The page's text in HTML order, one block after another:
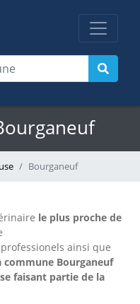
Bourganeuf
le plus proche de
ainsi que
commune Bourganeuf
faisant partie de la